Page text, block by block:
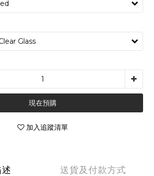
現在預購
加入追蹤清單
送貨及付款方式